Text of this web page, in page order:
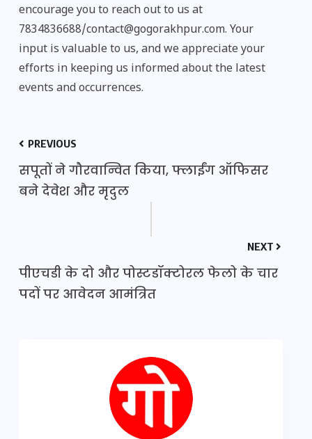
encourage you to reach out to us at
7834836688/contact@gogorakhpur.com. Your
input is valuable to us, and we appreciate your
efforts in keeping us informed about the latest
events and occurrences.
PREVIOUS
सपूतों ने गौरवान्वित किया, फ्लाईंग ऑफिसर
बने देवेश और मृदुल
NEXT
पीएचडी के दो और पोस्टडॉक्टोरल फेलो के चार
पदों पर आवेदन आमंत्रित